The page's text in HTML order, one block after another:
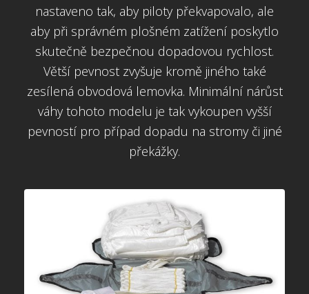
nastaveno tak, aby piloty překvapovalo, ale
aby při správném plošném zatížení poskytlo
skutečně bezpečnou dopadovou rychlost.
Větší pevnost zvyšuje kromě jiného také
zesílená obvodová lemovka. Minimální nárůst
váhy tohoto modelu je tak vykoupen vyšší
pevností pro případ dopadu na stromy či jiné
překážky.